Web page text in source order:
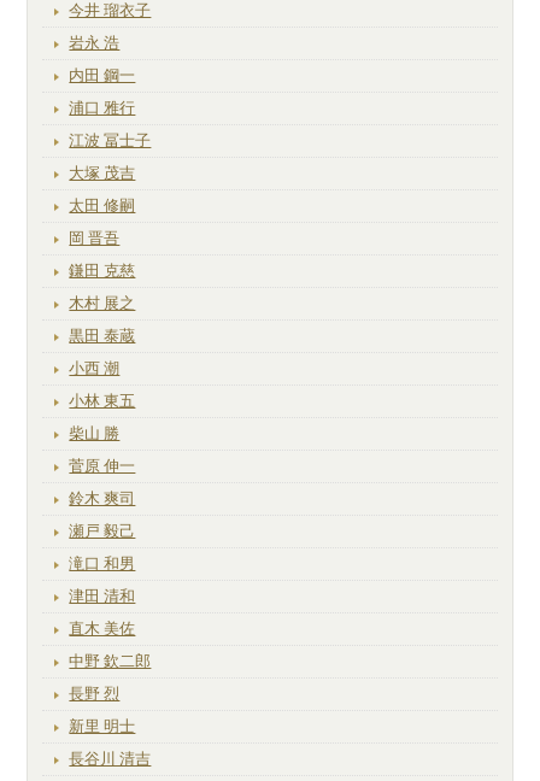
今井 瑠衣子
岩永 浩
内田 鋼一
浦口 雅行
江波 冨士子
大塚 茂吉
太田 修嗣
岡 晋吾
鎌田 克慈
木村 展之
黒田 泰蔵
小西 潮
小林 東五
柴山 勝
菅原 伸一
鈴木 爽司
瀬戸 毅己
滝口 和男
津田 清和
直木 美佐
中野 欽二郎
長野 烈
新里 明士
長谷川 清吉